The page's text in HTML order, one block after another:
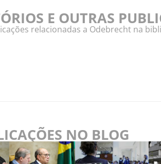
E OUTRAS
relacionadas a Odebrecht na
NO BLOG